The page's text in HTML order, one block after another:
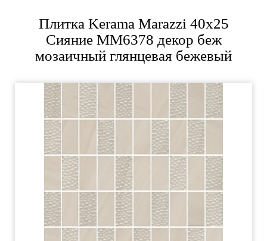
Плитка Kerama Marazzi 40x25
Сияние MM6378 декор беж
мозаичный глянцевая бежевый